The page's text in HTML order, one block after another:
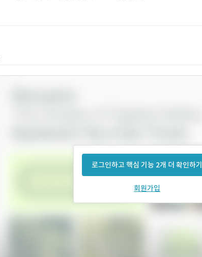
로그인하고 핵심 기능 2개 더 확인하기
회원가입